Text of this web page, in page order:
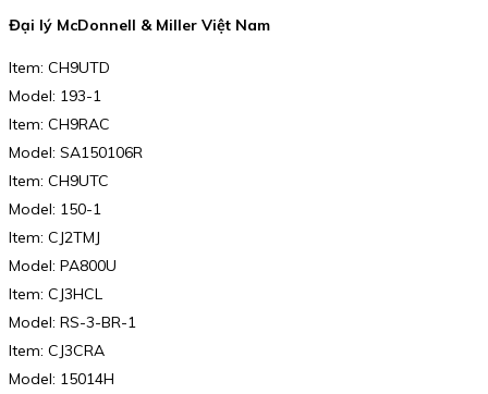
Đại lý McDonnell & Miller Việt Nam
Item: CH9UTD
Model: 193-1
Item: CH9RAC
Model: SA150106R
Item: CH9UTC
Model: 150-1
Item: CJ2TMJ
Model: PA800U
Item: CJ3HCL
Model: RS-3-BR-1
Item: CJ3CRA
Model: 15014H